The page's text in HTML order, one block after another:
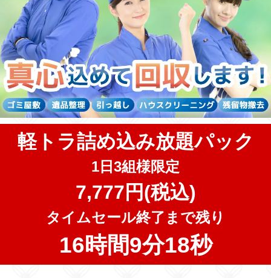
軽トラ詰め込み放題パック
1日3組様限定
7,777円(税込)
タイムセール終了まで残り
16時間9分17秒